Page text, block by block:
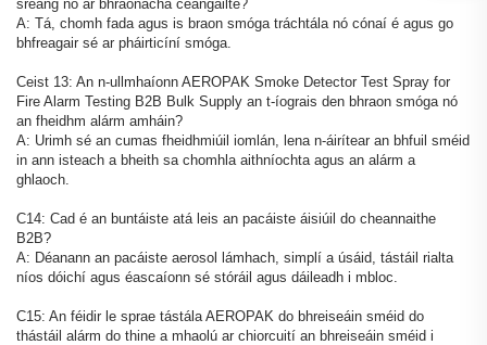
sreang nó ar bhraonacha ceangailte?
A: Tá, chomh fada agus is braon smóga tráchtála nó cónaí é agus go
bhfreagair sé ar pháirticíní smóga.
Ceist 13: An n-ullmhaíonn AEROPAK Smoke Detector Test Spray for
Fire Alarm Testing B2B Bulk Supply an t-íograis den bhraon smóga nó
an fheidhm alárm amháin?
A: Urimh sé an cumas fheidhmiúil iomlán, lena n-áirítear an bhfuil sméid
in ann isteach a bheith sa chomhla aithníochta agus an alárm a
ghlaoch.
C14: Cad é an buntáiste atá leis an pacáiste áisiúil do cheannaithe
B2B?
A: Déanann an pacáiste aerosol lámhach, simplí a úsáid, tástáil rialta
níos dóichí agus éascaíonn sé stóráil agus dáileadh i mbloc.
C15: An féidir le sprae tástála AEROPAK do bhreiseáin sméid do
thástáil alárm do thine a mhaolú ar chiorcuití an bhreiseáin sméid i